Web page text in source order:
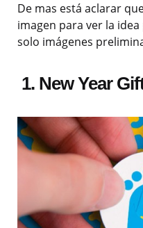
De mas está aclarar
imagen para ver la
solo imágenes
1. New Year